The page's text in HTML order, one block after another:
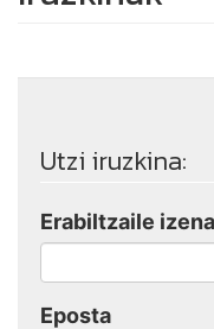
Utzi iruzkina:
Erabiltzaile izena
Eposta